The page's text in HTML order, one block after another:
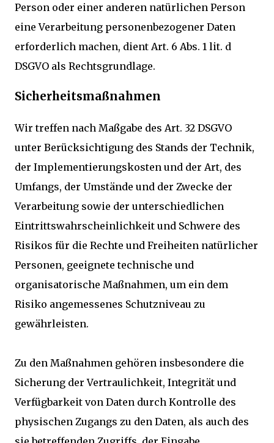
Person oder einer anderen natürlichen Person
eine Verarbeitung personenbezogener Daten
erforderlich machen, dient Art. 6 Abs. 1 lit. d
DSGVO als Rechtsgrundlage.
Sicherheitsmaßnahmen
Wir treffen nach Maßgabe des Art. 32 DSGVO
unter Berücksichtigung des Stands der Technik,
der Implementierungskosten und der Art, des
Umfangs, der Umstände und der Zwecke der
Verarbeitung sowie der unterschiedlichen
Eintrittswahrscheinlichkeit und Schwere des
Risikos für die Rechte und Freiheiten natürlicher
Personen, geeignete technische und
organisatorische Maßnahmen, um ein dem
Risiko angemessenes Schutzniveau zu
gewährleisten.
Zu den Maßnahmen gehören insbesondere die
Sicherung der Vertraulichkeit, Integrität und
Verfügbarkeit von Daten durch Kontrolle des
physischen Zugangs zu den Daten, als auch des